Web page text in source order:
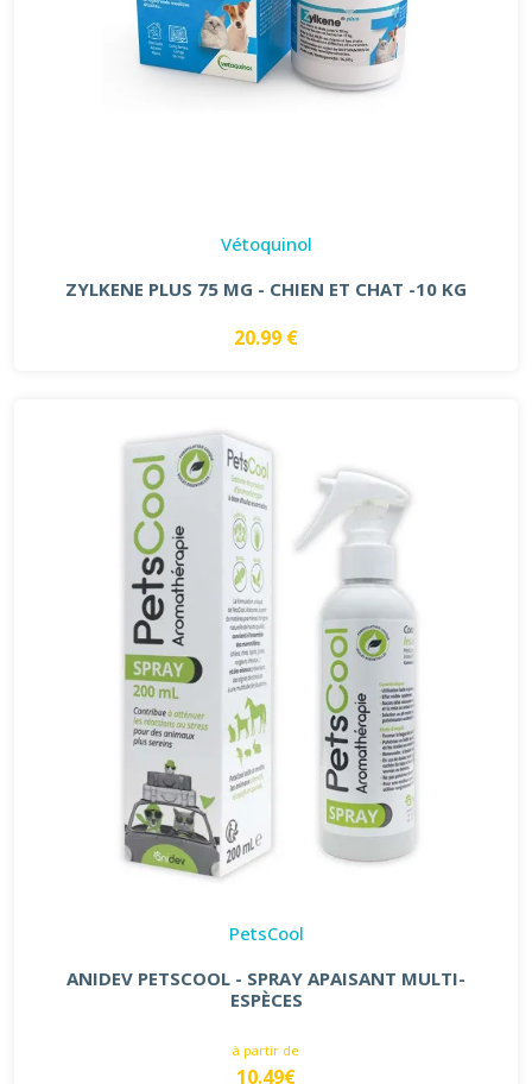
Vétoquinol
ZYLKENE PLUS 75 MG - CHIEN ET CHAT -10 KG
20.99 €
PetsCool
ANIDEV PETSCOOL - SPRAY APAISANT MULTI-
ESPÈCES
à partir de
10.49€